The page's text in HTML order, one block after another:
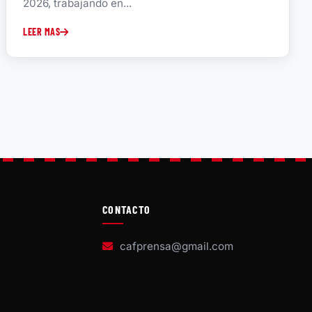
2026, trabajando en...
LEER MAS
CONTACTO
cafprensa@gmail.com